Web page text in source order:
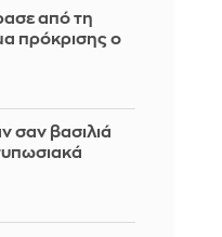
από τη
πρόκρισης ο
σαν βασιλιά